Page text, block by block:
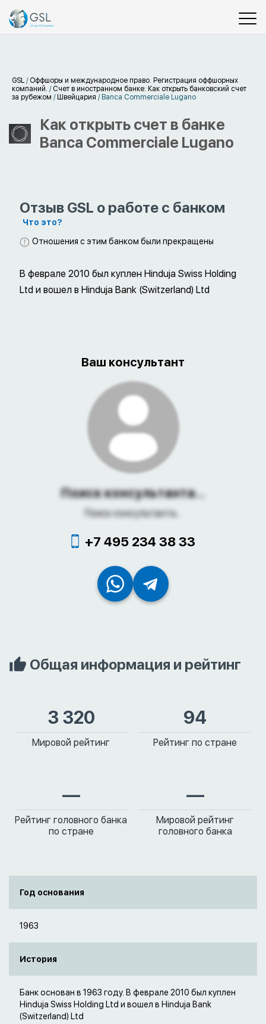
GSL / Оффшоры и международное право. Регистрация оффшорных
компаний. / Счет в иностранном банке: Как открыть банковский счет
за рубежом / Швейцария / Banca Commerciale Lugano
Как открыть счет в банке
Banca Commerciale Lugano
Отзыв GSL о работе с банком
Что это?
Отношения с этим банком были прекращены
В феврале 2010 был куплен Hinduja Swiss Holding
Ltd и вошел в Hinduja Bank (Switzerland) Ltd
Ваш консультант
Поиск консультанта...
Поиск консультанта...
+7 495 234 38 33
Общая информация и рейтинг
3 320
Мировой рейтинг
94
Рейтинг по стране
—
Рейтинг головного банка
по стране
—
Мировой рейтинг
головного банка
Год основания
1963
История
Банк основан в 1963 году. В феврале 2010 был куплен
Hinduja Swiss Holding Ltd и вошел в Hinduja Bank
(Switzerland) Ltd